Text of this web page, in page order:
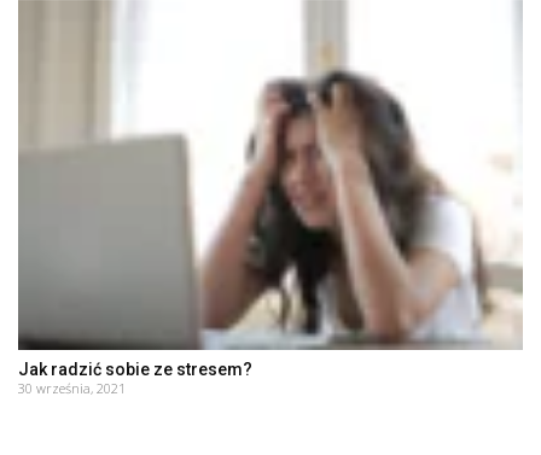
Jak radzić sobie ze stresem?
30 września, 2021